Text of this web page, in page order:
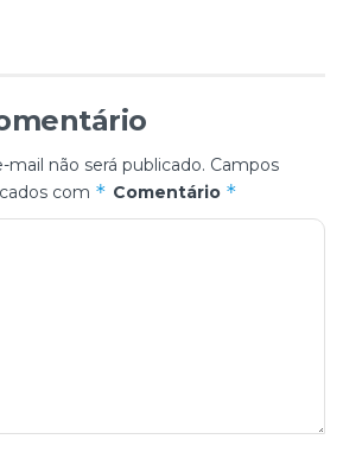
não será publicado. Campos
com * Comentário *